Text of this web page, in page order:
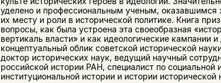
уделено и профессиональным ученым,
их месту и роли в исторической политике. Книга
вопросы, как была устроена эта своеобразная
вертикаль власти» и как идеологические кампании
концептуальный облик советской исторической
доктор исторических наук, ведущий научный
российской истории РАН, специалист по социальной
институциональной истории и истории исторической